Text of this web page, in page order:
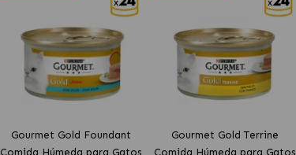
Gourmet Gold Foundant
Comida Húmeda para Gatos
Gourmet Gold Terrine
Comida Húmeda para Gatos